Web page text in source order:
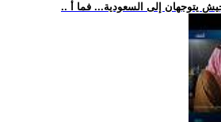
يتوجهان إلى السعودية... فما أ